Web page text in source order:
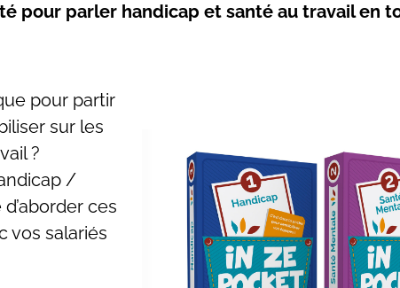
pour parler handicap et santé au travail en
pour partir
sur les
?
/
ces
vos salariés